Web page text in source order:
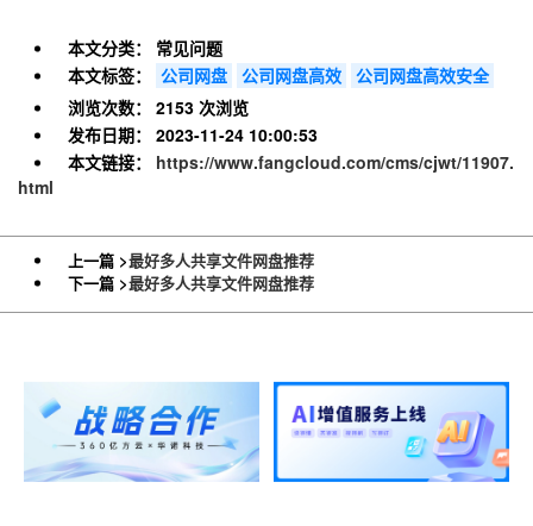
本文分类：
常见问题
本文标签：
公司网盘 公司网盘高效 公司网盘高效安全
浏览次数：
2153 次浏览
发布日期：
2023-11-24 10:00:53
本文链接：
https://www.fangcloud.com/cms/cjwt/11907.
html
上一篇 >最好多人共享文件网盘推荐
下一篇 >最好多人共享文件网盘推荐